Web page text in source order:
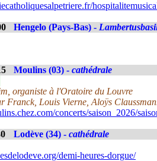
Hengelo (Pays-Bas) -
Moulins (03) - cathédrale
organiste à l'Oratoire du Louvre
Franck, Louis Vierne, Aloÿs
concerts/saison_2026/
Lodève (34) - cathédrale
demi-heures-dorgue/